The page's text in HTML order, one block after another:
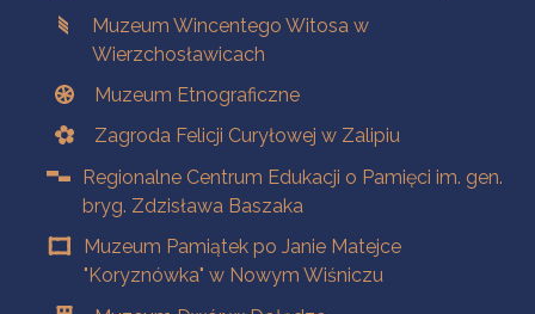
Muzeum Wincentego Witosa w
Wierzchosławicach
Muzeum Etnograficzne
Zagroda Felicji Curyłowej w Zalipiu
Regionalne Centrum Edukacji o Pamięci im. gen.
bryg. Zdzisława Baszaka
Muzeum Pamiątek po Janie Matejce
"Koryznówka" w Nowym Wiśniczu